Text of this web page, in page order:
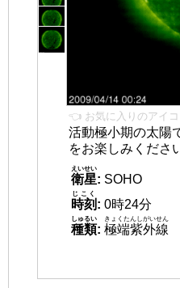
👈 お気に入りのアイコ
活動極小期の太陽
をお楽しみくださ
衛星
えいせい
: SOHO
時刻
じこく
: 0時24分
種類
しゅるい
: 極端紫外線
きょくたんしがいせん